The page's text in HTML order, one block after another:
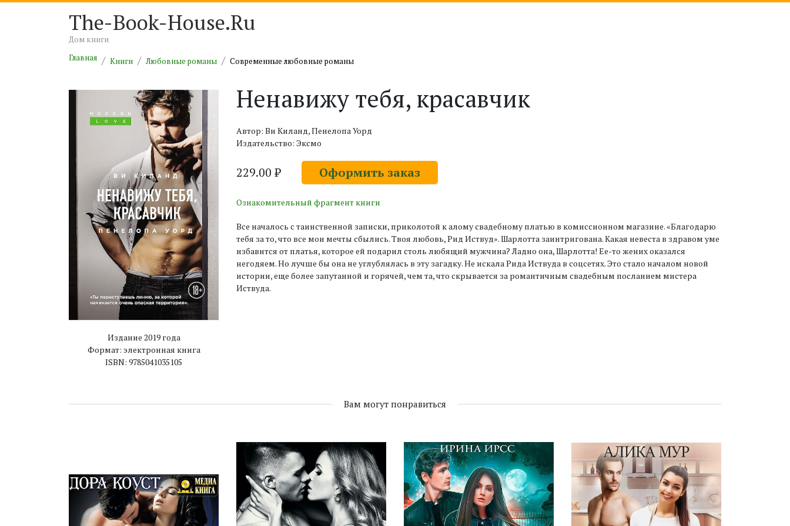
The-Book-House.Ru
Дом книги
Главная
Книги Любовные романы Современные любовные романы
Издание 2019 года
Формат: электронная книга
ISBN: 9785041035105
Ненавижу тебя, красавчик
Автор: Ви Киланд, Пенелопа Уорд
Издательство: Эксмо
229.00 ₽ Оформить заказ
Ознакомительный фрагмент книги
Все началось с таинственной записки, приколотой к алому свадебному платью в комиссионном магазине. «Благодарю
тебя за то, что все мои мечты сбылись. Твоя любовь, Рид Иствуд». Шарлотта заинтригована. Какая невеста в здравом уме
избавится от платья, которое ей подарил столь любящий мужчина? Ладно она, Шарлотта! Ее-то жених оказался
негодяем. Но лучше бы она не углублялась в эту загадку. Не искала Рида Иствуда в соцсетях. Это стало началом новой
истории, еще более запутанной и горячей, чем та, что скрывается за романтичным свадебным посланием мистера
Иствуда.
Вам могут понравиться